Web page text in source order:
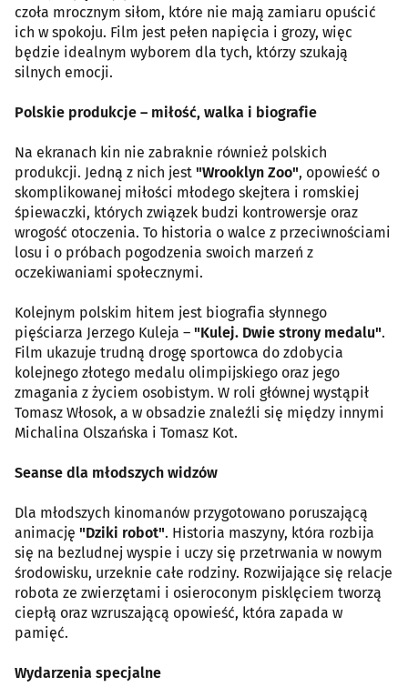
czoła mrocznym siłom, które nie mają zamiaru opuścić
ich w spokoju. Film jest pełen napięcia i grozy, więc
będzie idealnym wyborem dla tych, którzy szukają
silnych emocji.
Polskie produkcje – miłość, walka i biografie
Na ekranach kin nie zabraknie również polskich
produkcji. Jedną z nich jest "Wrooklyn Zoo", opowieść o
skomplikowanej miłości młodego skejtera i romskiej
śpiewaczki, których związek budzi kontrowersje oraz
wrogość otoczenia. To historia o walce z przeciwnościami
losu i o próbach pogodzenia swoich marzeń z
oczekiwaniami społecznymi.
Kolejnym polskim hitem jest biografia słynnego
pięściarza Jerzego Kuleja – "Kulej. Dwie strony medalu".
Film ukazuje trudną drogę sportowca do zdobycia
kolejnego złotego medalu olimpijskiego oraz jego
zmagania z życiem osobistym. W roli głównej wystąpił
Tomasz Włosok, a w obsadzie znaleźli się między innymi
Michalina Olszańska i Tomasz Kot.
Seanse dla młodszych widzów
Dla młodszych kinomanów przygotowano poruszającą
animację "Dziki robot". Historia maszyny, która rozbija
się na bezludnej wyspie i uczy się przetrwania w nowym
środowisku, urzeknie całe rodziny. Rozwijające się relacje
robota ze zwierzętami i osieroconym pisklęciem tworzą
ciepłą oraz wzruszającą opowieść, która zapada w
pamięć.
Wydarzenia specjalne